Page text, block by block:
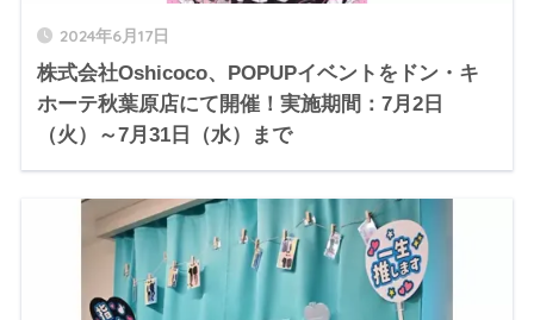
2024年6月17日
株式会社Oshicoco、POPUPイベントをドン・キ
ホーテ秋葉原店にて開催！実施期間：7月2日
（火）～7月31日（水）まで